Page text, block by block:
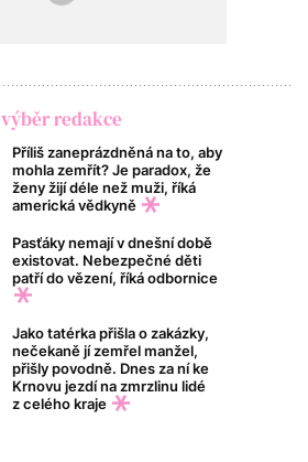
výběr redakce
Příliš zaneprázdněná na to, aby
mohla zemřít? Je paradox, že
ženy žijí déle než muži, říká
americká vědkyně
Pasťáky nemají v dnešní době
existovat. Nebezpečné děti
patří do vězení, říká odbornice
Jako tatérka přišla o zakázky,
nečekaně jí zemřel manžel,
přišly povodně. Dnes za ní ke
Krnovu jezdí na zmrzlinu lidé
z celého kraje